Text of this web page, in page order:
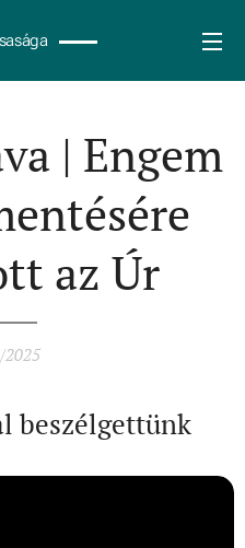
| Engem
az Úr
2025
beszélgettünk